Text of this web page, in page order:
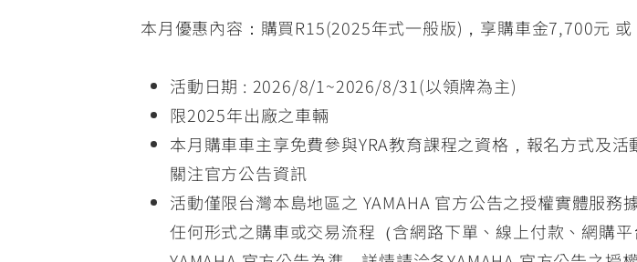
本月優惠內容：購買R15(2025年式一般版)，享購車金7,700元 或
活動日期 : 2026/8/1~2026/8/31(以領牌為主)
限2025年出廠之車輛
本月購車車主享免費參與YRA教育課程之資格，報名方式及
關注官方公告資訊
活動僅限台灣本島地區之 YAMAHA 官方公告之授權實體服
任何形式之購車或交易流程（含網路下單、線上付款、網購